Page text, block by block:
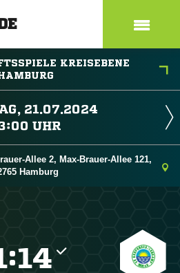
KREISEBENE


Allee 2, Max-Brauer-Allee 121,
Hamburg
: